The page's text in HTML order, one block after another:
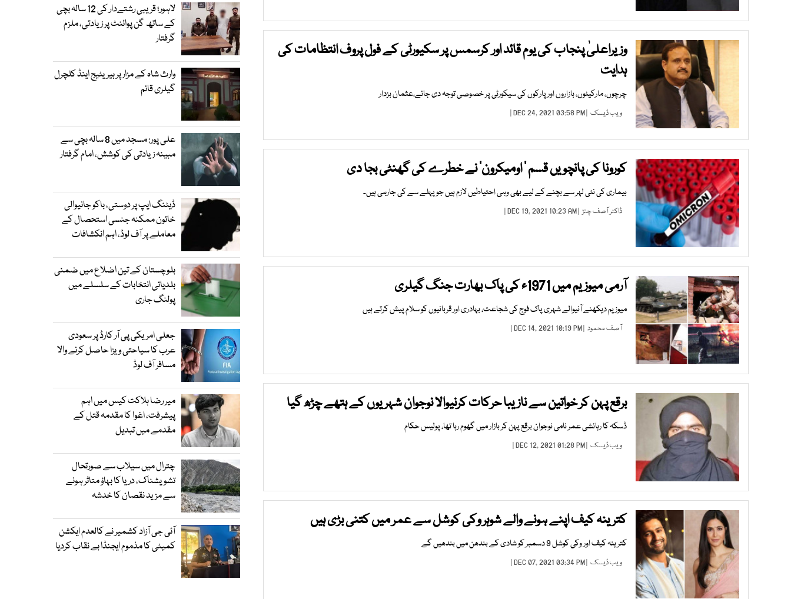
وزیراعلیٰ پنجاب کی یوم قائد اور کرسمس پر سکیورٹی کے فول پروف انتظامات کی
ہدایت
چرچوں، مارکیٹوں، بازاروں اور پارکوں کی سیکورٹی پر خصوصی توجہ دی جائے،عثمان بزدار
ویب ڈیسک | DEC 24, 2021 03:58 PM |
کورونا کی پانچویں قسم ’ اومیکرون‘ نے خطرے کی گھنٹی بجا دی
بیماری کی نئی لہر سے بچنے کے لیے بھی وہی احتیاطیں لازم ہیں جو پہلے سے کی جارہی ہیں۔
ڈاکٹر آصف چنڑ | DEC 19, 2021 10:23 AM |
آرمی میوزیم میں 1971ء کی پاک بھارت جنگ گیلری
میوزیم دیکھنے آنیوالے شہری پاک فوج کی شجاعت، بہادری اور قربانیوں کو سلام پیش کرتے ہیں
آصف محمود | DEC 14, 2021 10:19 PM |
برقع پہن کر خواتین سے نازیبا حرکات کرنیوالا نوجوان شہریوں کے ہتھے چڑھ گیا
ڈسکہ کا رہائشی عمر نامی نوجوان برقع پہن کر بازار میں گھوم رہا تھا، پولیس حکام
ویب ڈیسک | DEC 12, 2021 01:28 PM |
کترینہ کیف اپنے ہونے والے شوہر وکی کوشل سے عمر میں کتنی بڑی ہیں
کترینہ کیف اور وکی کوشل 9 دسمبر کو شادی کے بندھن میں بندھیں گے
ویب ڈیسک | DEC 07, 2021 03:34 PM |
لاہور؛ قریبی رشتےدار کی 12 سالہ بچی
کے ساتھ گن پوائنٹ پر زیادتی، ملزم
گرفتار
وارث شاہ کے مزار پر ہیریٹیج اینڈ کلچرل
گیلری قائم
علی پور: مسجد میں 8 سالہ بچی سے
مبینہ زیادتی کی کوشش، امام گرفتار
ڈیٹنگ ایپ پر دوستی، باکو جانیوالی
خاتون ممکنہ جنسی استحصال کے
معاملے پر آف لوڈ، اہم انکشافات
بلوچستان کے تین اضلاع میں ضمنی
بلدیاتی انتخابات کے سلسلے میں
پولنگ جاری
جعلی امریکی پی آر کارڈ پر سعودی
عرب کا سیاحتی ویزا حاصل کرنے والا
مسافر آف لوڈ
میر رضا ہلاکت کیس میں اہم
پیشرفت، اغوا کا مقدمہ قتل کے
مقدمے میں تبدیل
چترال میں سیلاب سے صورتحال
تشویشناک، دریا کا بہاؤ متاثر ہونے
سے مزید نقصان کا خدشہ
آئی جی آزاد کشمیر نے کالعدم ایکشن
کمیٹی کا مذموم ایجنڈا بے نقاب کردیا